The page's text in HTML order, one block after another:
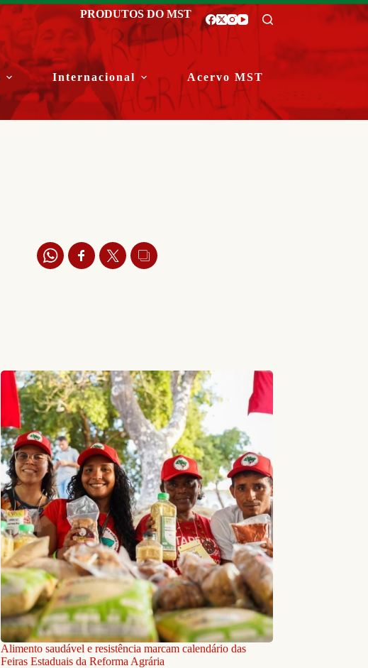
PRODUTOS DO MST
Internacional Acervo MST
Alimento saudável e resistência marcam calendário das
Feiras Estaduais da Reforma Agrária